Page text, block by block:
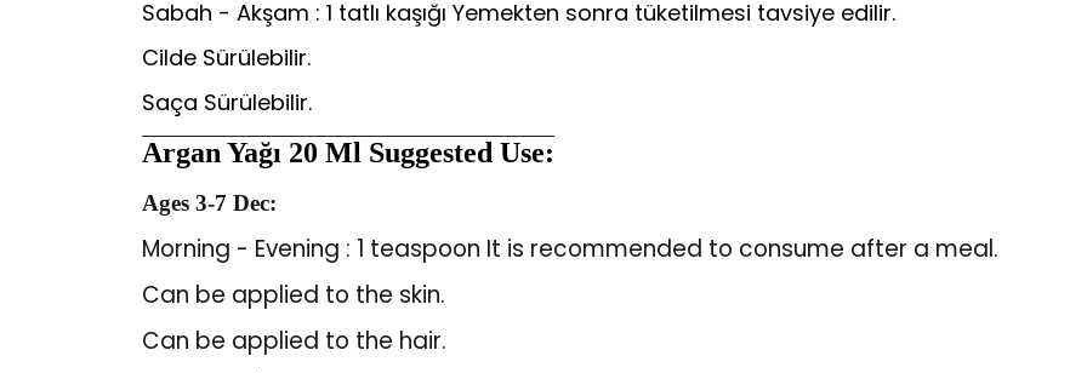
Sabah - Akşam : 1 tatlı kaşığı Yemekten sonra tüketilmesi tavsiye edilir.
Cilde Sürülebilir.
Saça Sürülebilir.
Argan Yağı 20 Ml Suggested Use:
Ages 3-7 Dec:
Morning - Evening : 1 teaspoon It is recommended to consume after a meal.
Can be applied to the skin.
Can be applied to the hair.